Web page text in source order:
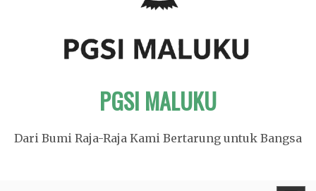
PGSI MALUKU
Dari Bumi Raja-Raja Kami Bertarung untuk Bangsa